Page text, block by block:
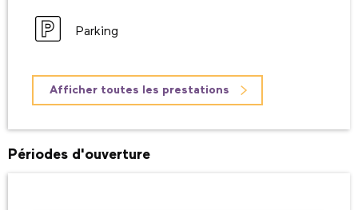
Parking
Afficher toutes les prestations
Périodes d'ouverture